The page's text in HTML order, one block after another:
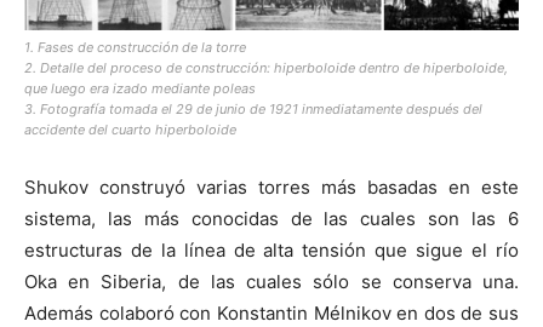
1. Fases de construcción de la torre
2. Detalle del proceso de construcción: hiperboloide dentro de hiperboloide,
que luego era izado mediante poleas
3. Fotografía tomada el 29 de junio de 1921 inmediatamente después del
accidente del cuarto hiperboloide
Shukov construyó varias torres más basadas en este
sistema, las más conocidas de las cuales son las 6
estructuras de la línea de alta tensión que sigue el río
Oka en Siberia, de las cuales sólo se conserva una.
Además colaboró con Konstantin Mélnikov en dos de sus